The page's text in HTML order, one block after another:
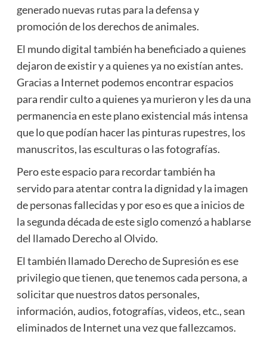
generado nuevas rutas para la defensa y
promoción de los derechos de animales.
El mundo digital también ha beneficiado a quienes
dejaron de existir y a quienes ya no existían antes.
Gracias a Internet podemos encontrar espacios
para rendir culto a quienes ya murieron y les da una
permanencia en este plano existencial más intensa
que lo que podían hacer las pinturas rupestres, los
manuscritos, las esculturas o las fotografías.
Pero este espacio para recordar también ha
servido para atentar contra la dignidad y la imagen
de personas fallecidas y por eso es que a inicios de
la segunda década de este siglo comenzó a hablarse
del llamado Derecho al Olvido.
El también llamado Derecho de Supresión es ese
privilegio que tienen, que tenemos cada persona, a
solicitar que nuestros datos personales,
información, audios, fotografías, videos, etc., sean
eliminados de Internet una vez que fallezcamos.